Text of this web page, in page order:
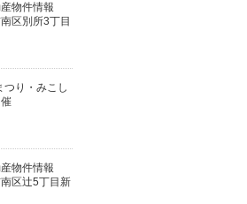
産物件情報
区別所3丁目
つり・みこし
産物件情報
区辻5丁目新